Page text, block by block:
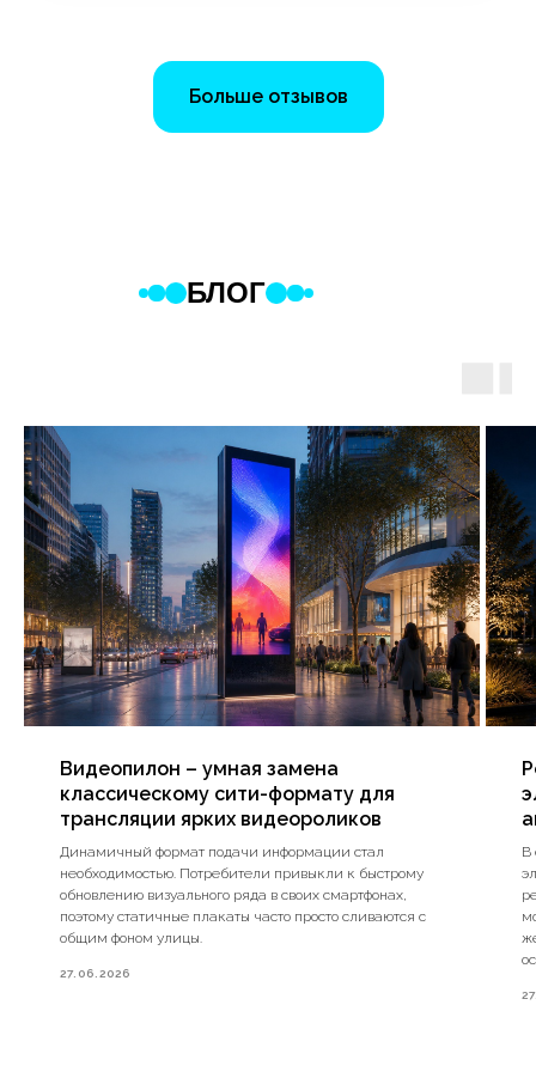
Больше отзывов
БЛОГ
Видеопилон – умная замена
классическому сити-формату для
трансляции ярких видеороликов
Динамичный формат подачи информации стал
необходимостью. Потребители привыкли к быстрому
обновлению визуального ряда в своих смартфонах,
поэтому статичные плакаты часто просто сливаются с
общим фоном улицы.
27.06.2026
В